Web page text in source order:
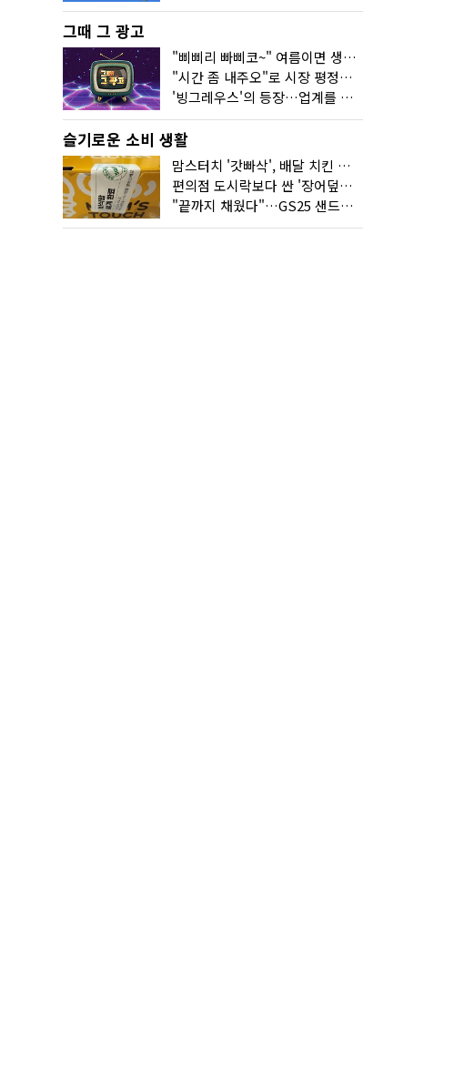
그때 그 광고
"삐삐리 빠삐코~" 여름이면 생각나는 그 노래
"시간 좀 내주오"로 시장 평정한 하이마트
'빙그레우스'의 등장…업계를 흔든 '세계관' 마케팅
슬기로운 소비 생활
맘스터치 '갓빠삭', 배달 치킨 선입견을 바꿨다
편의점 도시락보다 싼 '장어덮밥'…오뚜기가 해냈다
"끝까지 채웠다"…GS25 샌드위치의 달라진 '속'사정